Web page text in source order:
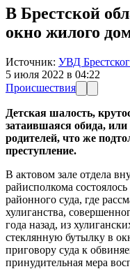
В Брестской
окно жилого
Источник: УВД
5 июля 2022 в 04:22
Происшествия
Детская шалость,
затаившаяся обида, или
родителей, что же
преступление.
В актовом зале отдела
райисполкома
районного суда, где
хулиганства,
года назад, из
стеклянную бутылку в
приговору суда к
принудительная мера